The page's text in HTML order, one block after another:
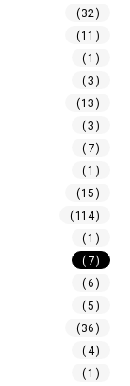
(32)
(11)
(1)
(3)
(13)
(3)
(7)
(1)
(15)
(114)
(1)
(7)
(6)
(5)
(36)
(4)
(1)